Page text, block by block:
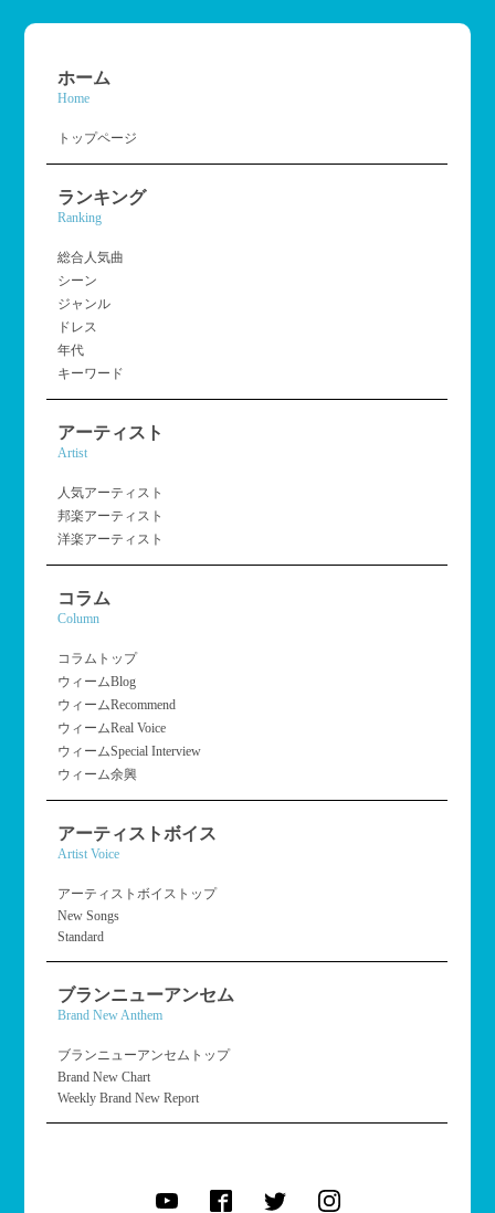
ホーム
Home
トップページ
ランキング
Ranking
総合人気曲
シーン
ジャンル
ドレス
年代
キーワード
アーティスト
Artist
人気アーティスト
邦楽アーティスト
洋楽アーティスト
コラム
Column
コラムトップ
ウィームBlog
ウィームRecommend
ウィームReal Voice
ウィームSpecial Interview
ウィーム余興
アーティストボイス
Artist Voice
アーティストボイストップ
New Songs
Standard
ブランニューアンセム
Brand New Anthem
ブランニューアンセムトップ
Brand New Chart
Weekly Brand New Report